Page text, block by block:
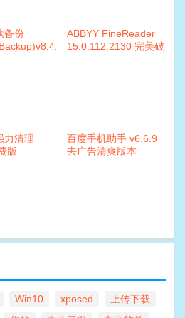
备份
ABBYY FineReader
15.0.112.2130 完美破
力清理
版
百度手机助手 v6.6.9
去广告清爽版本
Win10 xposed
上传下载